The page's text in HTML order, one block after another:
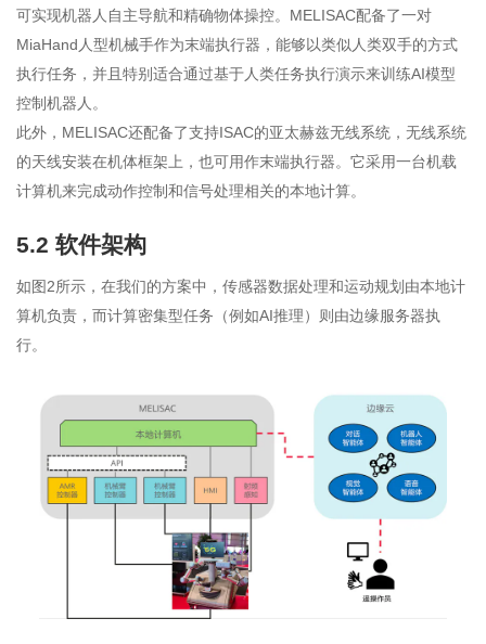
可实现机器人自主导航和精确物体操控。MELISAC配备了一对
MiaHand人型机械手作为末端执行器，能够以类似人类双手的方式
执行任务，并且特别适合通过基于人类任务执行演示来训练AI模型
控制机器人。
此外，MELISAC还配备了支持ISAC的亚太赫兹无线系统，无线系统
的天线安装在机体框架上，也可用作末端执行器。它采用一台机载
计算机来完成动作控制和信号处理相关的本地计算。
5.2 软件架构
如图2所示，在我们的方案中，传感器数据处理和运动规划由本地计
算机负责，而计算密集型任务（例如AI推理）则由边缘服务器执
行。